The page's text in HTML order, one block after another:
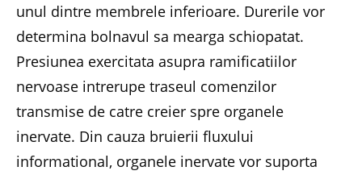
unul dintre membrele inferioare. Durerile vor
determina bolnavul sa mearga schiopatat.
Presiunea exercitata asupra ramificatiilor
nervoase intrerupe traseul comenzilor
transmise de catre creier spre organele
inervate. Din cauza bruierii fluxului
informational, organele inervate vor suporta